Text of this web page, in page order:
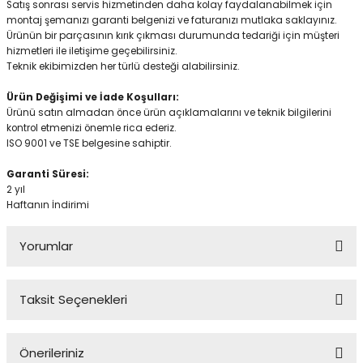
Satış sonrası servis hizmetinden daha kolay faydalanabilmek için
montaj şemanızı garanti belgenizi ve faturanızı mutlaka saklayınız.
Ürünün bir parçasının kırık çıkması durumunda tedariği için müşteri
hizmetleri ile iletişime geçebilirsiniz.
Teknik ekibimizden her türlü desteği alabilirsiniz.
Ürün Değişimi ve İade Koşulları:
Ürünü satın almadan önce ürün açıklamalarını ve teknik bilgilerini
kontrol etmenizi önemle rica ederiz.
ISO 9001 ve TSE belgesine sahiptir.
Garanti Süresi:
2 yıl
Haftanın İndirimi
Yorumlar
Taksit Seçenekleri
Önerileriniz